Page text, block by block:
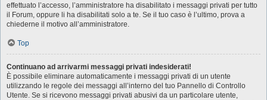
effettuato l’accesso, l’amministratore ha disabilitato i messaggi privati per tutto
il Forum, oppure li ha disabilitati solo a te. Se il tuo caso è l’ultimo, prova a
chiederne il motivo all’amministratore.
Top
Continuano ad arrivarmi messaggi privati indesiderati!
È possibile eliminare automaticamente i messaggi privati ​​di un utente
utilizzando le regole dei messaggi all’interno del tuo Pannello di Controllo
Utente. Se si ricevono messaggi privati ​​abusivi da un particolare utente,